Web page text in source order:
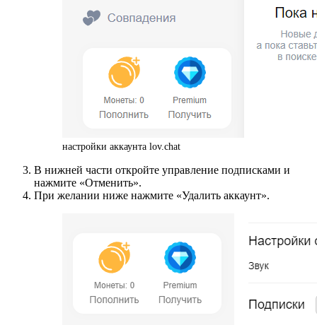
настройки аккаунта lov.chat
В нижней части откройте управление подписками и
нажмите «Отменить».
При желании ниже нажмите «Удалить аккаунт».